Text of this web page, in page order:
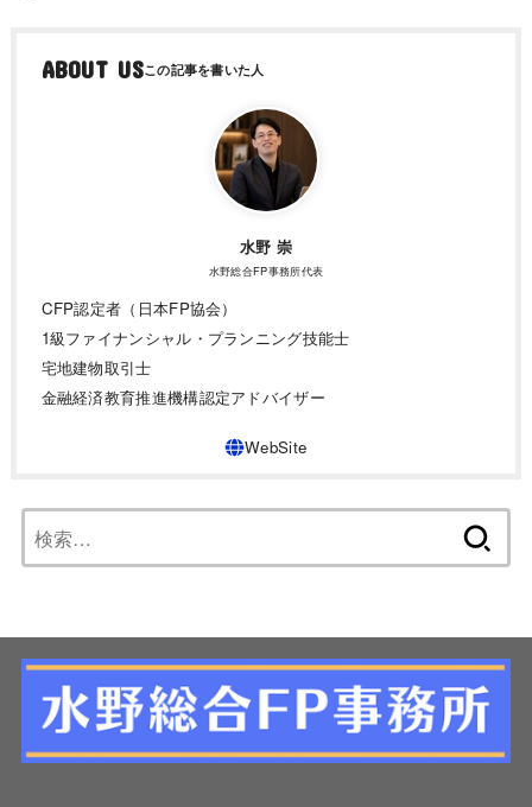
ABOUT US
水野 崇
水野総合FP事務所代表
CFP認定者（日本FP協会）
1級ファイナンシャル・プランニング技能士
宅地建物取引士
金融経済教育推進機構認定アドバイザー
索: